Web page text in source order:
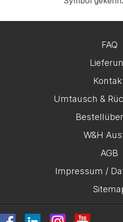
FAQ
Umtausch &
W&H
AGB
Impressum /